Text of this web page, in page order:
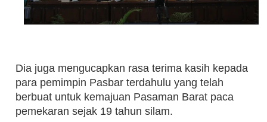
Dia juga mengucapkan rasa terima kasih kepada
para pemimpin Pasbar terdahulu yang telah
berbuat untuk kemajuan Pasaman Barat paca
pemekaran sejak 19 tahun silam.